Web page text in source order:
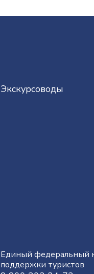
Экскурсоводы
Единый федеральный
поддержки туристов